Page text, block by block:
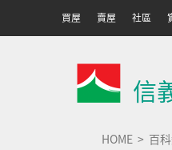
買屋 賣屋 社區
信
HOME 百